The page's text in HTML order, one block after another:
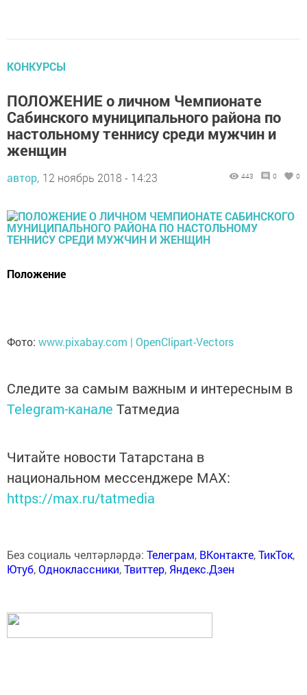
КОНКУРСЫ
ПОЛОЖЕНИЕ о личном Чемпионате
Сабинского муниципального района по
настольному теннису среди мужчин и
женщин
автор, 12 ноябрь 2018 - 14:23 443 0 0
Положение
Фото: www.pixabay.com | OpenClipart-Vectors
Следите за самым важным и интересным в
Telegram-канале Татмедиа
Читайте новости Татарстана в
национальном мессенджере MАХ:
https://max.ru/tatmedia
Без социаль челтәрләрдә: Телеграм, ВКонтакте,ТикТок,
Ютуб,Одноклассники,Твиттер, Яндекс.Дзен